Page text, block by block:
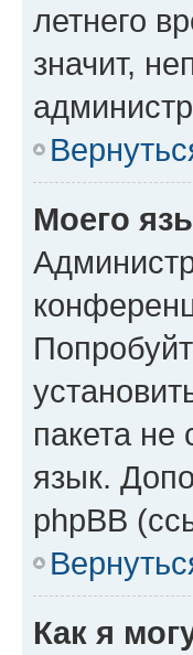
летнего
значит,
Моего
пакета не
язык.
phpBB
Как я